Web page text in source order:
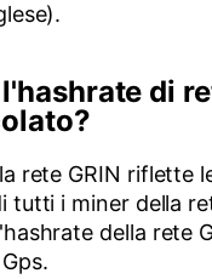
di
rete GRIN riflette
tutti i miner della
della rete